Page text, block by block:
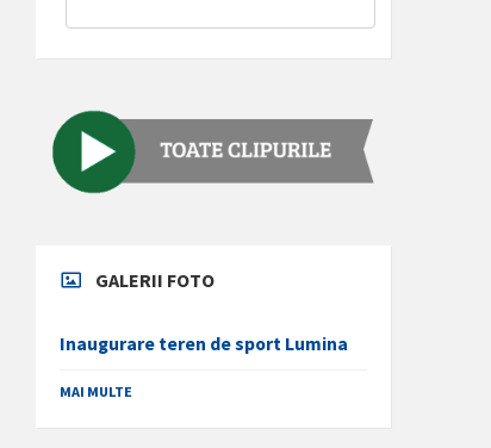
GALERII FOTO
Inaugurare teren de sport Lumina
MAI MULTE